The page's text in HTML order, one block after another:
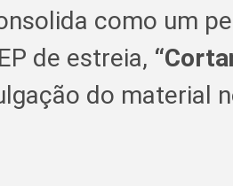
como um
de estreia,
do material